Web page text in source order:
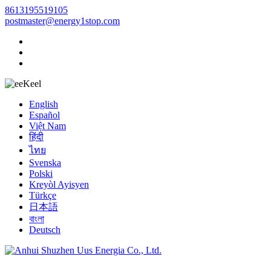
8613195519105
postmaster@energy1stop.com
Keel
English
Español
Việt Nam
हिंदी
ไทย
Svenska
Polski
Kreyòl Ayisyen
Türkçe
日本語
বাংলা
Deutsch